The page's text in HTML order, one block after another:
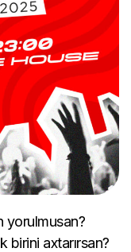
yorulmusan?
birini axtarırsan?